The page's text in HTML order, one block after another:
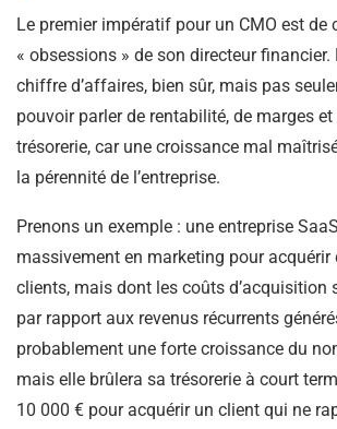
Le premier impératif pour un CMO est de
« obsessions » de son directeur
chiffre d’affaires, bien sûr, mais pas
pouvoir parler de rentabilité, de marges
trésorerie, car une croissance mal
la pérennité de l’entreprise.
Prenons un exemple : une entreprise
massivement en marketing pour acquérir
clients, mais dont les coûts d’acquisition
par rapport aux revenus récurrents
probablement une forte croissance du
mais elle brûlera sa trésorerie à court
10 000 € pour acquérir un client qui ne